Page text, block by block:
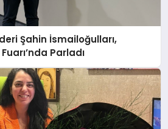
Şahin İsmailoğulları,
Parladı ￼